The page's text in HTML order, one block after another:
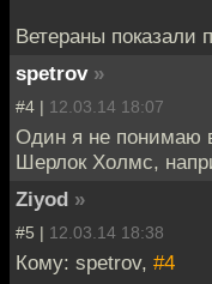
Ветераны показали
spetrov »
#4 | 12.03.14 18:07
Один я не понимаю
Шерлок Холмс,
Ziyod »
#5 | 12.03.14 18:38
Кому: spetrov, #4